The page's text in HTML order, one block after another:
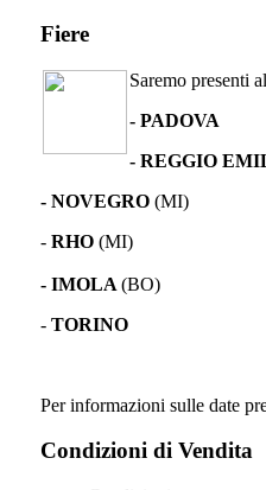
Fiere
Saremo presenti
- PADOVA
- REGGIO
- NOVEGRO(MI)
-RHO (MI)
- IMOLA (BO)
- TORINO
Per informazioni sulle date
Condizioni di Vendita